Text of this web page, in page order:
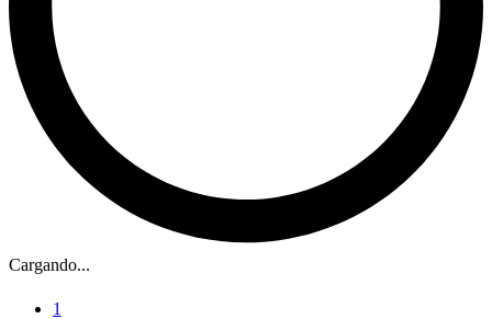
Cargando...
1